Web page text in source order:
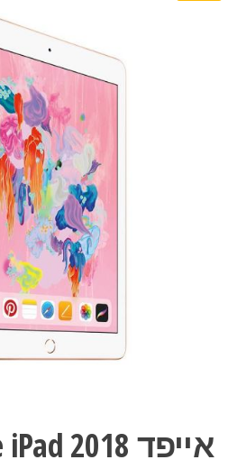
אייפד Apple iPad 2018